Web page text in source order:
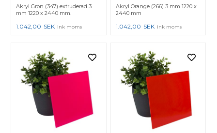
Akryl Grön (347) extruderad 3
mm 1220 x 2440 mm.
1.042,00 SEK ink moms
Akryl Orange (266) 3 mm 1220 x
2440 mm
1.042,00 SEK ink moms